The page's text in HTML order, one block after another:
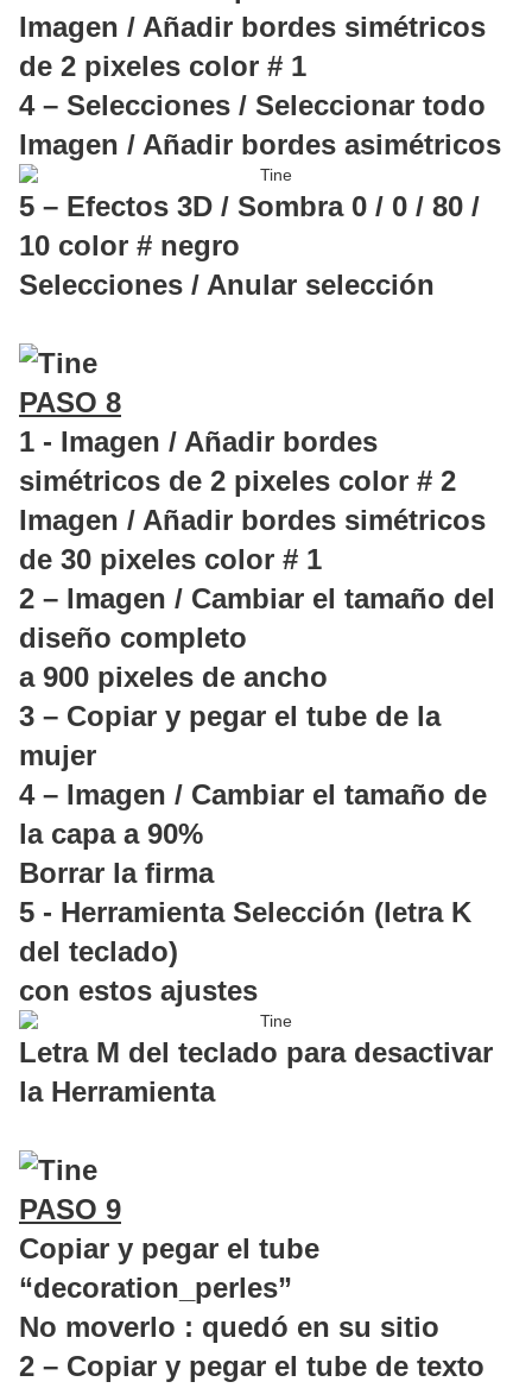
Imagen / Añadir bordes simétricos
de 2 pixeles color # 1
4 – Selecciones / Seleccionar todo
Imagen / Añadir bordes asimétricos
5 – Efectos 3D / Sombra 0 / 0 / 80 /
10 color # negro
Selecciones / Anular selección
PASO 8
1 - Imagen / Añadir bordes
simétricos de 2 pixeles color # 2
Imagen / Añadir bordes simétricos
de 30 pixeles color # 1
2 – Imagen / Cambiar el tamaño del
diseño completo
a 900 pixeles de ancho
3 – Copiar y pegar el tube de la
mujer
4 – Imagen / Cambiar el tamaño de
la capa a 90%
Borrar la firma
5 - Herramienta Selección (letra K
del teclado)
con estos ajustes
Letra M del teclado para desactivar
la Herramienta
PASO 9
Copiar y pegar el tube
“decoration_perles”
No moverlo : quedó en su sitio
2 – Copiar y pegar el tube de texto